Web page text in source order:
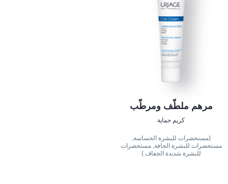
مرهم ملطّف ومرطّب
كريم حماية
(مستحضرات للبشرة الحساسة,
مستحضرات للبشرة الجافة, مستحضرات
للبشرة شديدة الجفاف )